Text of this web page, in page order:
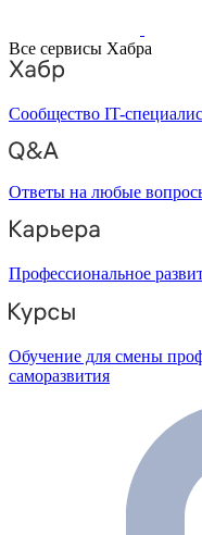
Все сервисы Хабра
Сообщество IT-
Ответы на любые
Профессиональное
Обучение для смены
саморазвития